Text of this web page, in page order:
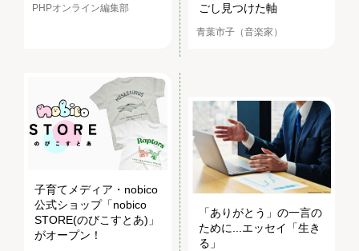
PHPオンライン編集部
ごし見つけた軸
青葉市子（音楽家）
子育てメディア・nobico
公式ショップ「nobico
STORE(のびこすとあ)」
がオープン！
「ありがとう」の一言の
ために...エッセイ「生き
る」